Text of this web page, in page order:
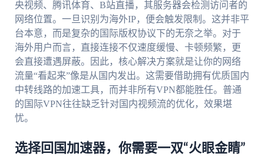
央视频、腾讯体育、B站直播，其服务器会检测访问者的
网络位置。一旦识别为海外IP，便会触发限制。这并非平
台本意，而是复杂的国际版权协议下的无奈之举。对于
海外用户而言，直接连接不仅速度缓慢、卡顿频繁，更
会直接遭遇屏蔽。因此，核心解决方案就是让你的网络
流量“看起来”像是从国内发出。这需要借助拥有优质国内
中转线路的加速工具，而并非所有VPN都能胜任。普通
的国际VPN往往缺乏针对国内视频流的优化，效果堪
忧。
选择回国加速器，你需要一双“火眼金睛”